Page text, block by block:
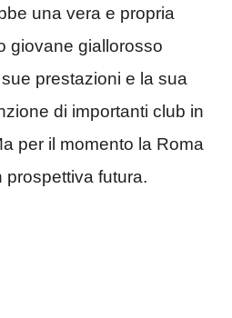
una vera e propria
giovane giallorosso
prestazioni e la sua
di importanti club in
per il momento la Roma
prospettiva futura.